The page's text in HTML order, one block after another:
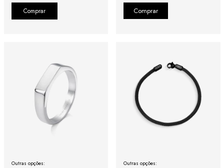
Comprar
Outras opções: Outras opções: